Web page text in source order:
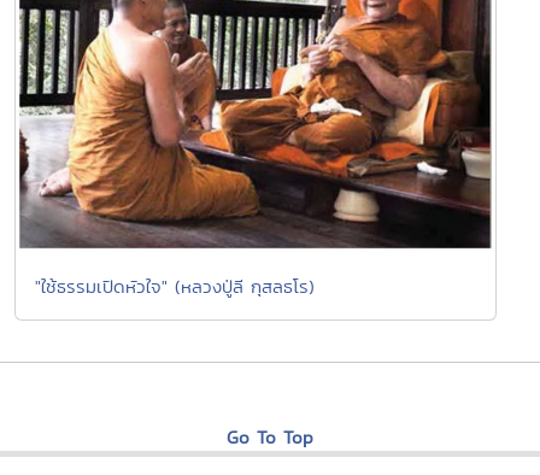
"ใช้ธรรมเปิดหัวใจ" (หลวงปู่ลี กุสลธโร)
Go To Top